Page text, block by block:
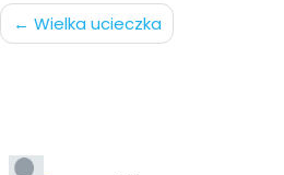
Nawigacja
Wielka ucieczka